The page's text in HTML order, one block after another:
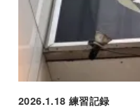
2026.1.18 練習記録